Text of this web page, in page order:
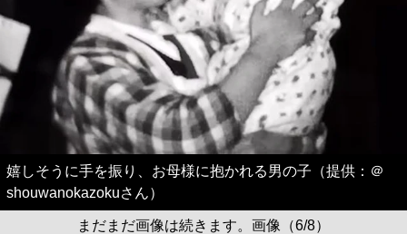
嬉しそうに手を振り、お母様に抱かれる男の子（提供：＠
shouwanokazokuさん）
まだまだ画像は続きます。画像（6/8）